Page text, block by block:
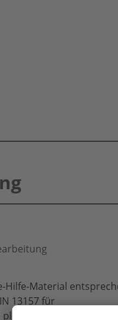
Hilfe-Material
13157 für
eine individuell